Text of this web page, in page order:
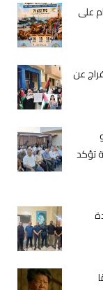
على
عن
تؤكد